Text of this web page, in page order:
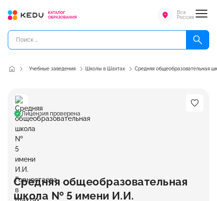
Вся
Россия
Учебные заведения Школы в Шахтах Средняя общеобразовательная
Лицензия проверена
Средняя общеобразовательная
школа № 5 имени И.И.